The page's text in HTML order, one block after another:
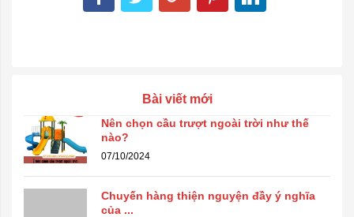
Bài viết mới
Nên chọn cầu trượt ngoài trời như thế
nào?
07/10/2024
Chuyến hàng thiện nguyện đầy ý nghĩa
của ...